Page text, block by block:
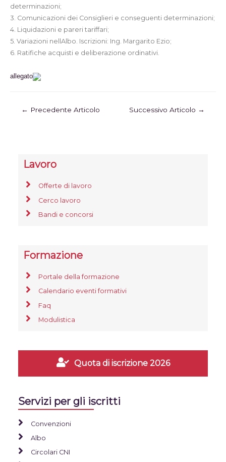
determinazioni;
3. Comunicazioni dei Consiglieri e conseguenti determinazioni;
4. Liquidazioni e pareri tariffari;
5. Variazioni nellAlbo. Iscrizioni: Ing. Margarito Ezio;
6. Ratifiche acquisti e deliberazione ordinativi.
allegato
← Precedente Articolo Successivo Articolo →
Lavoro
Offerte di lavoro
Cerco lavoro
Bandi e concorsi
Formazione
Portale della formazione
Calendario eventi formativi
Faq
Modulistica
Quota di iscrizione 2026
Servizi per gli iscritti
Convenzioni
Albo
Circolari CNI